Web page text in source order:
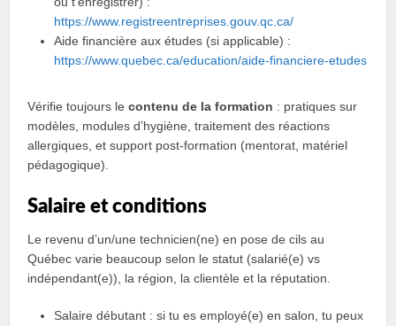
https://www.registreentreprises.gouv.qc.ca/
Aide financière aux études (si applicable) :
https://www.quebec.ca/education/aide-financiere-etudes
Vérifie toujours lecontenu de la formation : pratiques sur
modèles, modules d’hygiène, traitement des réactions
allergiques, et support post-formation (mentorat, matériel
pédagogique).
Salaire et conditions
Le revenu d’un/une technicien(ne) en pose de cils au
Québec varie beaucoup selon le statut (salarié(e) vs
indépendant(e)), la région, la clientèle et la réputation.
Salaire débutant : si tu es employé(e) en salon, tu peux